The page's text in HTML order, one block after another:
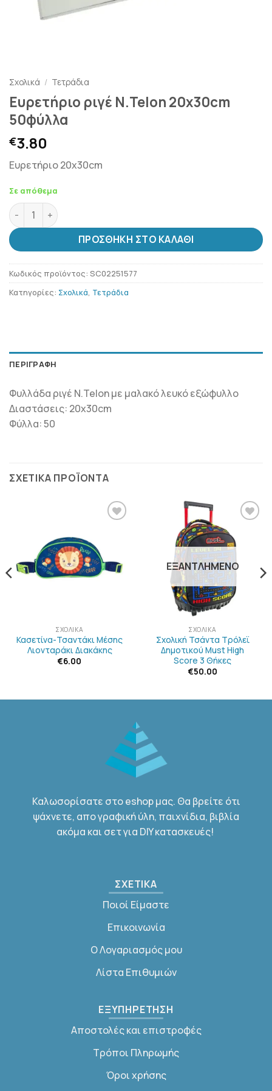
Σχολικά / Τετράδια
Ευρετήριο ριγέ N.Telon 20x30cm
50φύλλα
€3.80
Ευρετήριο 20x30cm
Σε απόθεμα
Ευρετήριο ριγέ N.Telon 20x30cm 50φύλλα ποσότητα
ΠΡΟΣΘΉΚΗ ΣΤΟ ΚΑΛΆΘΙ
Κωδικός προϊόντος: SC02251577
Κατηγορίες: Σχολικά, Τετράδια
ΠΕΡΙΓΡΑΦΉ
Φυλλάδα ριγέ N.Telon με μαλακό λευκό εξώφυλλο
Διαστάσεις: 20x30cm
Φύλλα: 50
ΣΧΕΤΙΚΆ ΠΡΟΪΌΝΤΑ
ΛΊΣΤΑ
ΕΠΙΘΥΜΙΏΝ
ΣΧΟΛΙΚΆ
Κασετίνα-Τσαντάκι Μέσης
Λιονταράκι Διακάκης
€6.00
ΠΡΟΣΘΉΚΗ
ΣΤΗΝ
ΛΊΣΤΑ
ΕΠΙΘΥΜΙΏΝ
ΕΞΑΝΤΛΗΜΈΝΟ
ΣΧΟΛΙΚΆ
Σχολική Τσάντα Τρόλεϊ
Δημοτικού Must High
Score 3 Θήκες
€50.00
Καλωσορίσατε στο eshop μας. Θα βρείτε ότι
ψάχνετε, απο γραφική ύλη, παιχνίδια, βιβλία
ακόμα και σετ για DIY κατασκευές!
ΣΧΕΤΙΚΑ
Ποιοί Είμαστε
Επικοινωνία
Ο Λογαριασμός μου
Λίστα Επιθυμιών
ΕΞΥΠΗΡΕΤΗΣΗ
Αποστολές και επιστροφές
Τρόποι Πληρωμής
Όροι χρήσης